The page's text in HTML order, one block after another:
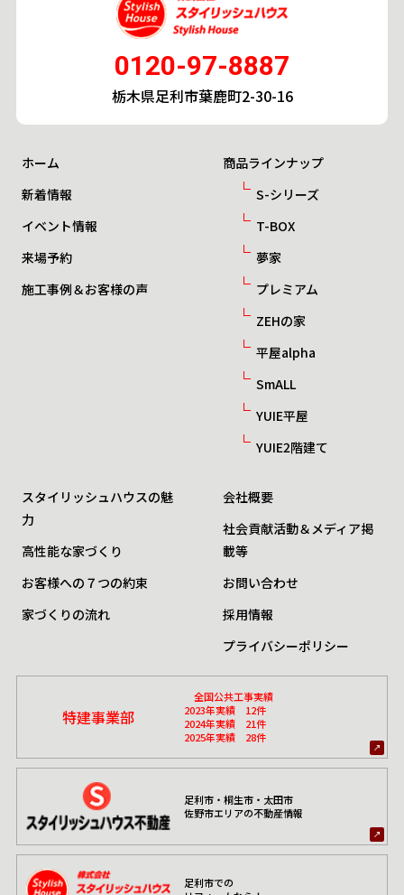
0120-97-8887
栃木県足利市葉鹿町2-30-16
ホーム
新着情報
イベント情報
来場予約
施工事例＆お客様の声
商品ラインナップ
S-シリーズ
T-BOX
夢家
プレミアム
ZEHの家
平屋alpha
SmALL
YUIE平屋
YUIE2階建て
スタイリッシュハウスの魅
力
高性能な家づくり
お客様への７つの約束
家づくりの流れ
会社概要
社会貢献活動＆メディア掲
載等
お問い合わせ
採用情報
プライバシーポリシー
特建事業部
全国公共工事実績
2023年実績 12件
2024年実績 21件
2025年実績 28件
足利市・桐生市・太田市
佐野市エリアの不動産情報
足利市での